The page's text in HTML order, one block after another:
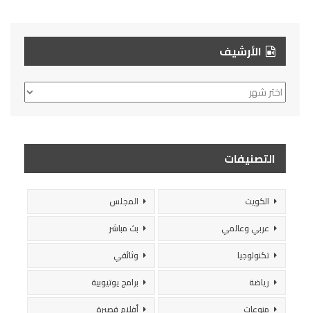
الأرشيف
الأرشيف
التصنيفات
الكويت
المجلس
عربي وعالمي
بث مباشر
تكنولوجيا
وثائقي
رياضة
برامج يوتيوبية
منوعات
أفلام قصيرة